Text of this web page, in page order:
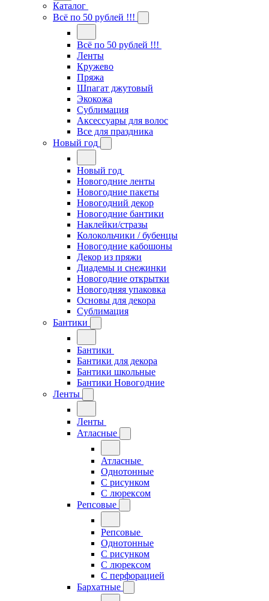
Каталог
Всё по 50 рублей !!!
Всё по 50 рублей !!!
Ленты
Кружево
Пряжа
Шпагат джутовый
Экокожа
Сублимация
Аксессуары для волос
Все для праздника
Новый год
Новый год
Новогодние ленты
Новогодние пакеты
Новогодний декор
Новогодние бантики
Наклейки/стразы
Колокольчики / бубенцы
Новогодние кабошоны
Декор из пряжи
Диадемы и снежинки
Новогодние открытки
Новогодняя упаковка
Основы для декора
Сублимация
Бантики
Бантики
Бантики для декора
Бантики школьные
Бантики Новогодние
Ленты
Ленты
Атласные
Атласные
Однотонные
С рисунком
С люрексом
Репсовые
Репсовые
Однотонные
С рисунком
С люрексом
С перфорацией
Бархатные